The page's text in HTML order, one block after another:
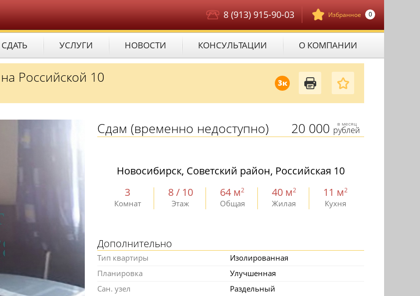
Избранное 0
8 (913) 915-90-03
СДАТЬ УСЛУГИ НОВОСТИ КОНСУЛЬТАЦИИ О КОМПАНИИ
3к
Российской 10
20 000 в месяц
рублей
Сдам (временно недоступно)
Новосибирск, Советский район, Российская 10
3
Комнат
8 / 10
Этаж
64 м2
Общая
40 м2
Жилая
11 м2
Кухня
Дополнительно
Тип квартиры
Изолированная
Планировка
Улучшенная
Сан. узел
Раздельный